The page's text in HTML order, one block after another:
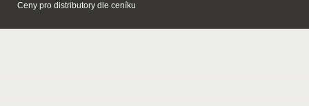
Ceny pro distributory dle ceníku